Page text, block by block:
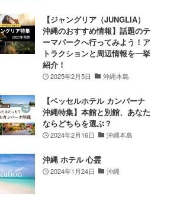
【ジャングリア（JUNGLIA）
沖縄のおすすめ情報】話題のテ
ーマパークへ行ってみよう！ア
トラクションと周辺情報を一挙
紹介！
2025年2月5日 沖縄本島
【ベッセルホテル カンパーナ
沖縄特集】本館と別館、あなた
ならどちらを選ぶ？
2024年2月16日 沖縄本島
沖縄 ホテル 心霊
2024年1月24日 沖縄